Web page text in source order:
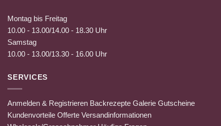
Montag bis Freitag
10.00 - 13.00/14.00 - 18.30 Uhr
Samstag
10.00 - 13.00/13.30 - 16.00 Uhr
SERVICES
Anmelden & Registrieren Backrezepte Galerie Gutscheine
Kundenvorteile Offerte Versandinformationen